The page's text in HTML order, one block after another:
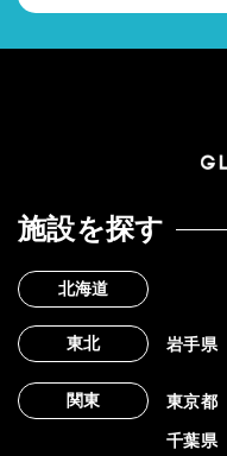
施設を探す
北海道
東北 岩手県
関東 東京都
千葉県